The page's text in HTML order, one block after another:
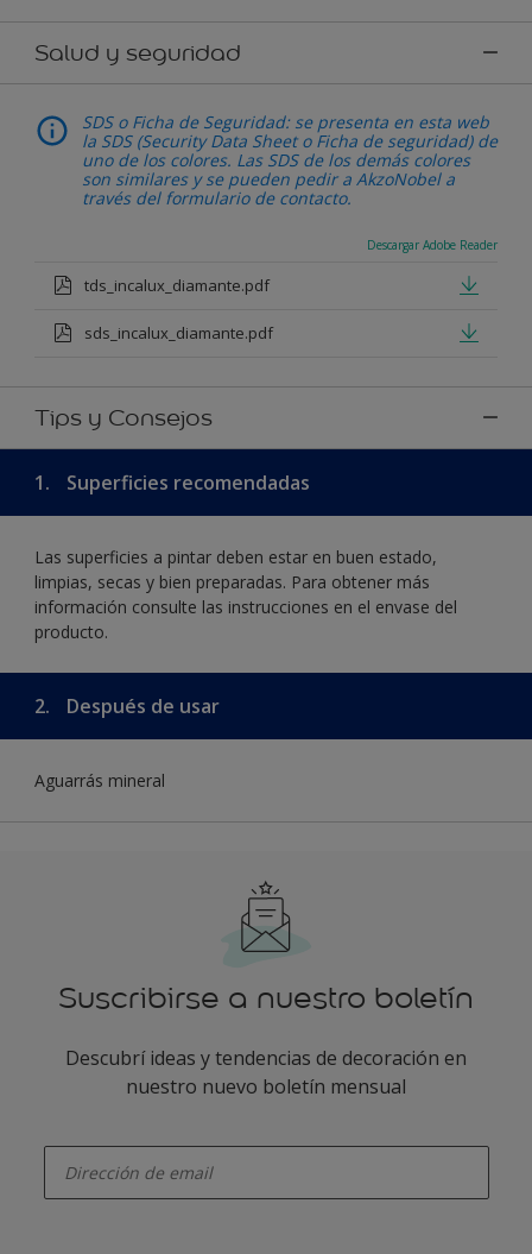
Salud y seguridad
SDS o Ficha de Seguridad: se presenta en esta web
la SDS (Security Data Sheet o Ficha de seguridad) de
uno de los colores. Las SDS de los demás colores
son similares y se pueden pedir a AkzoNobel a
través del formulario de contacto.
Descargar Adobe Reader
tds_incalux_diamante.pdf
sds_incalux_diamante.pdf
Tips y Consejos
1. Superficies recomendadas
Las superficies a pintar deben estar en buen estado,
limpias, secas y bien preparadas. Para obtener más
información consulte las instrucciones en el envase del
producto.
2. Después de usar
Aguarrás mineral
Suscribirse a nuestro boletín
Descubrí ideas y tendencias de decoración en
nuestro nuevo boletín mensual